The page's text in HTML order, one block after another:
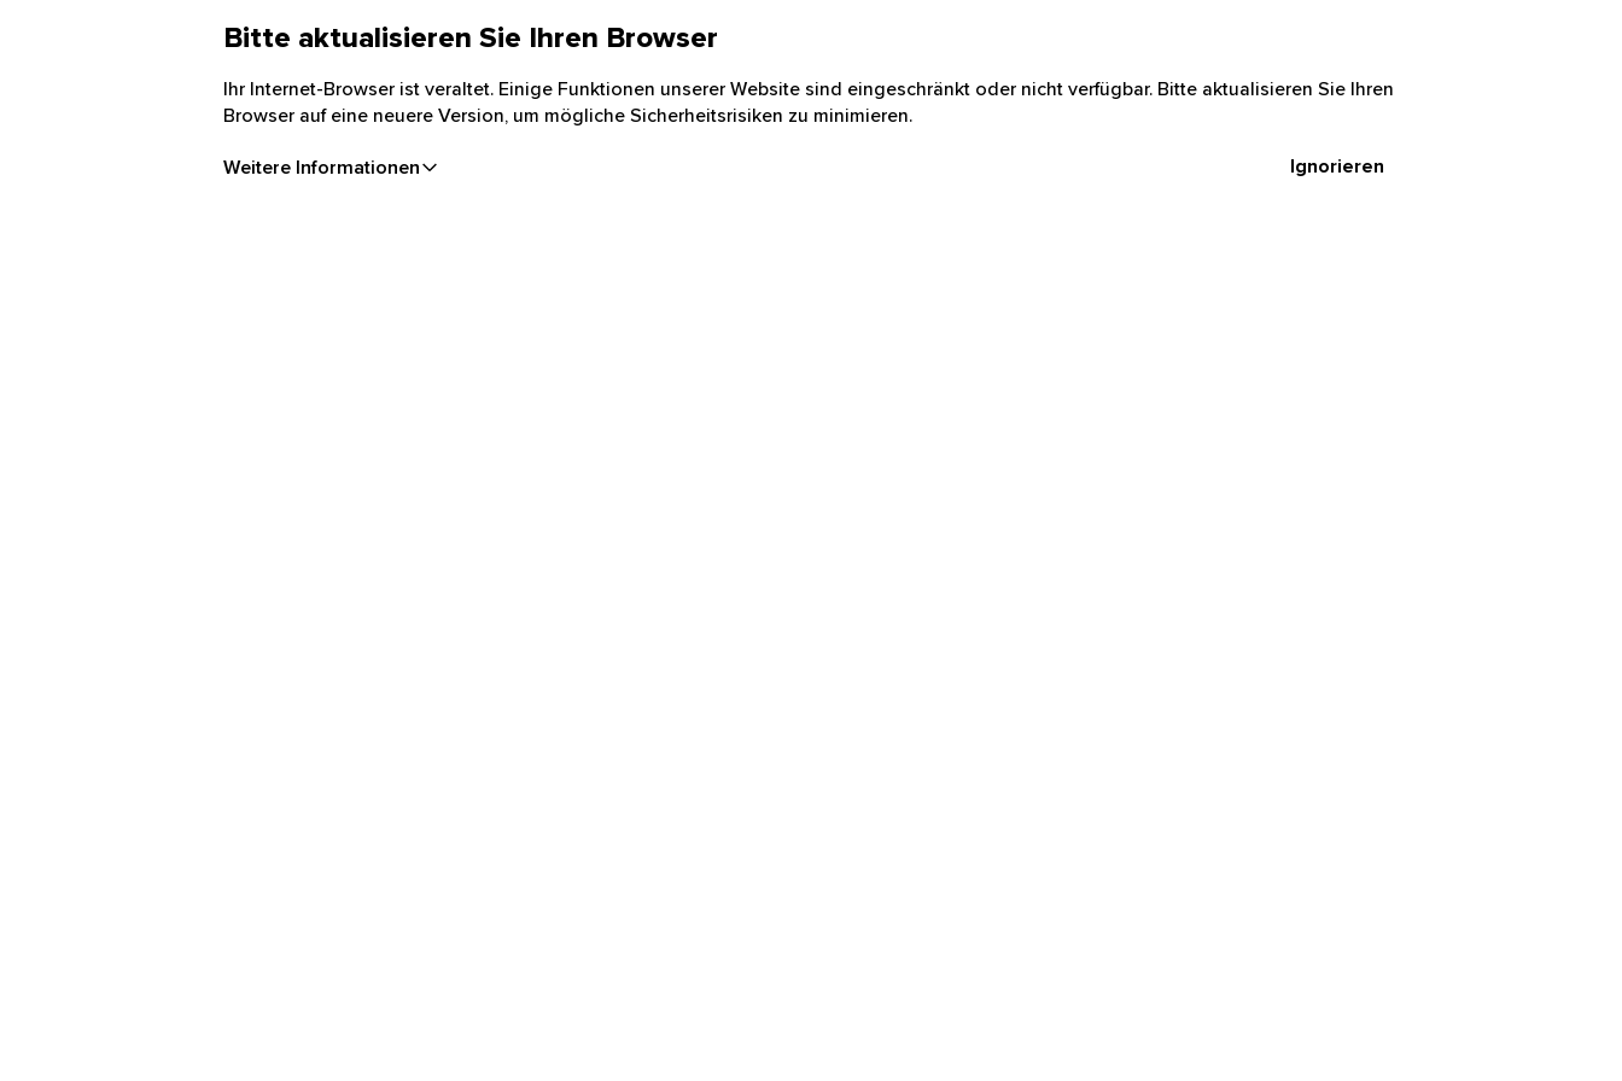
Bitte aktualisieren Sie Ihren Browser
Ihr Internet-Browser ist veraltet. Einige Funktionen unserer Website sind eingeschränkt oder nicht verfügbar. Bitte aktualisieren Sie Ihren
Browser auf eine neuere Version, um mögliche Sicherheitsrisiken zu minimieren.
Weitere Informationen Ignorieren